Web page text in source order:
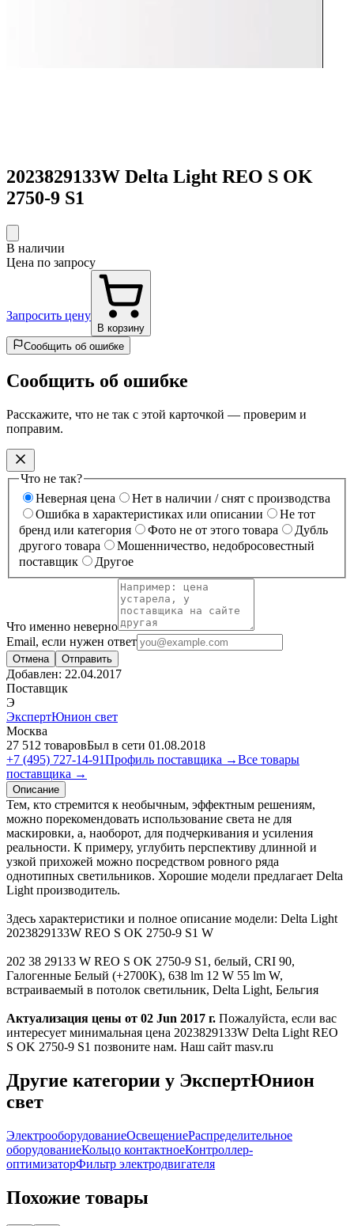
2023829133W Delta Light REO S OK
2750-9 S1
В наличии
Цена по запросу
Запросить цену
В корзину
Сообщить об ошибке
Сообщить об ошибке
Расскажите, что не так с этой карточкой — проверим и
поправим.
Что не так?
Неверная цена
Нет в наличии / снят с производства
Ошибка в характеристиках или описании
Не тот
бренд или категория
Фото не от этого товара
Дубль
другого товара
Мошенничество, недобросовестный
поставщик
Другое
Что именно неверно
Email, если нужен ответ
Отмена Отправить
Добавлен: 22.04.2017
Поставщик
Э
ЭкспертЮнион свет
Москва
27 512 товаровБыл в сети 01.08.2018
+7 (495) 727-14-91Профиль поставщика →Все товары
поставщика →
Описание
Тем, кто стремится к необычным, эффектным решениям,
можно порекомендовать использование света не для
маскировки, а, наоборот, для подчеркивания и усиления
реальности. К примеру, углубить перспективу длинной и
узкой прихожей можно посредством ровного ряда
однотипных светильников. Хорошие модели предлагает Delta
Light производитель.
Здесь характеристики и полное описание модели: Delta Light
2023829133W REO S OK 2750-9 S1 W
202 38 29133 W REO S OK 2750-9 S1, белый, CRI 90,
Галогенные Белый (+2700K), 638 lm 12 W 55 lm W,
встраиваемый в потолок светильник, Delta Light, Бельгия
Актуализация цены от 02 Jun 2017 г. Пожалуйста, если вас
интересует минимальная цена 2023829133W Delta Light REO
S OK 2750-9 S1 позвоните нам. Наш сайт masv.ru
Другие категории у ЭкспертЮнион
свет
ЭлектрооборудованиеОсвещениеРаспределительное
оборудованиеКольцо контактноеКонтроллер-
оптимизаторФильтр электродвигателя
Похожие товары